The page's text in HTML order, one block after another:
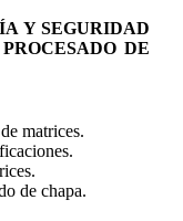
Y SEGURIDAD
DE
matrices.
de chapa.